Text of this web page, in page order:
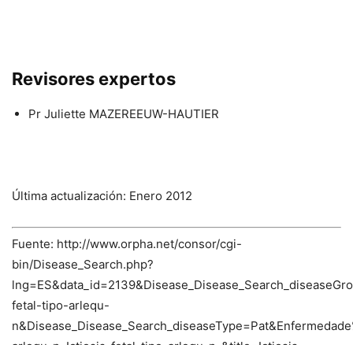
Revisores expertos
Pr Juliette MAZEREEUW-HAUTIER
Última actualización: Enero 2012
Fuente: http://www.orpha.net/consor/cgi-
bin/Disease_Search.php?
fetal-tipo-arlequ-